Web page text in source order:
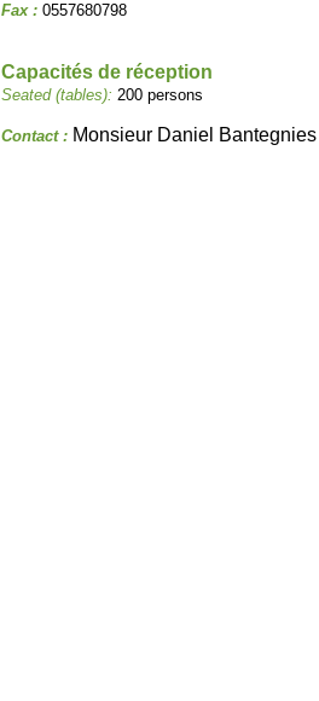
Fax : 0557680798
Capacités de réception
Seated (tables): 200 persons
Contact : Monsieur Daniel Bantegnies